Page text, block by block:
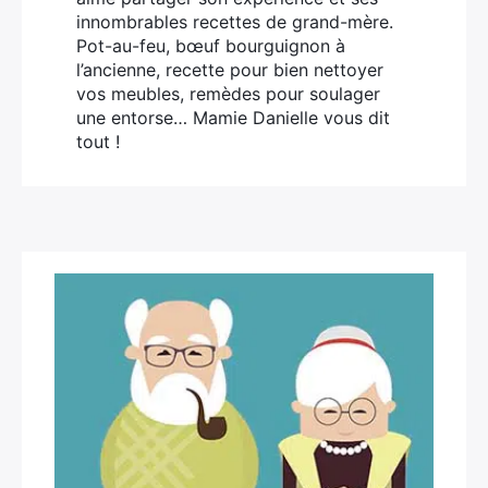
innombrables recettes de grand-mère.
Pot-au-feu, bœuf bourguignon à
l’ancienne, recette pour bien nettoyer
vos meubles, remèdes pour soulager
une entorse… Mamie Danielle vous dit
tout !